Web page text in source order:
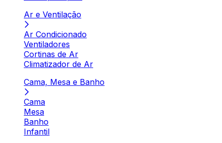
Ar e Ventilação
Ar Condicionado
Ventiladores
Cortinas de Ar
Climatizador de Ar
Cama, Mesa e Banho
Cama
Mesa
Banho
Infantil